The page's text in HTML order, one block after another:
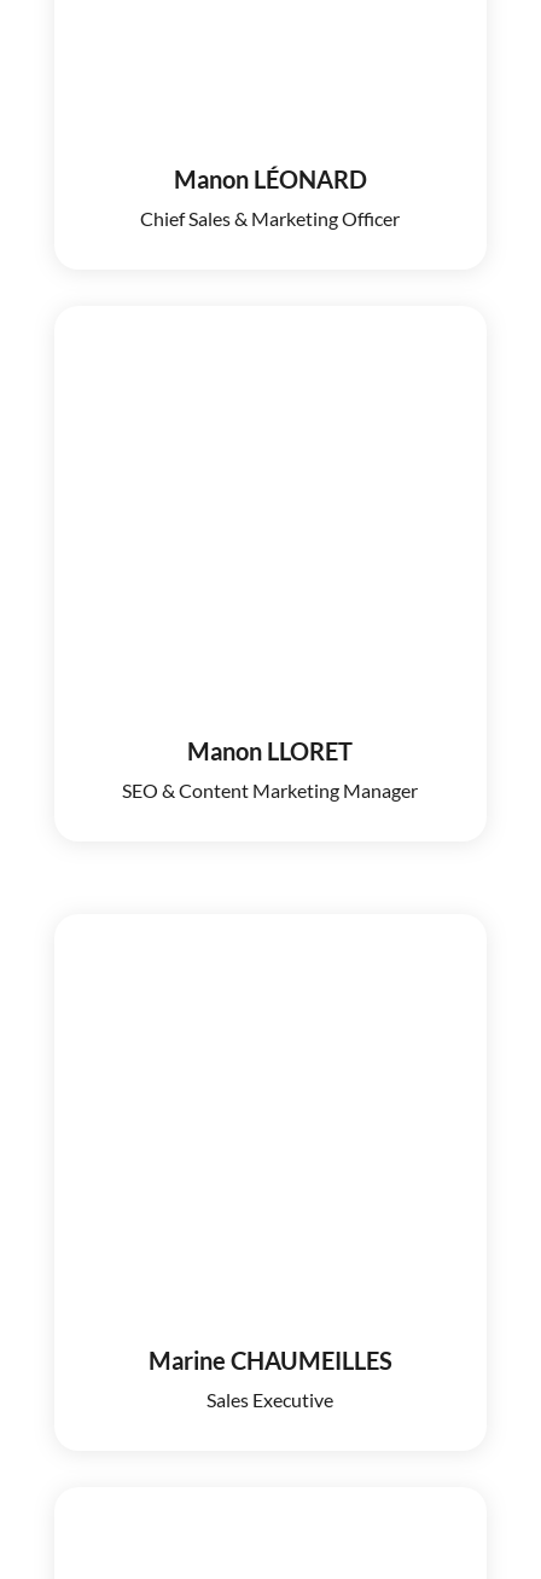
Manon LÉONARD
Chief Sales & Marketing Officer
Manon LLORET
SEO & Content Marketing Manager
Marine CHAUMEILLES
Sales Executive